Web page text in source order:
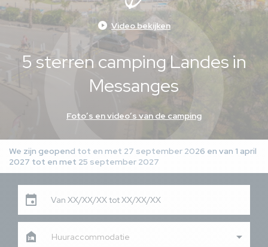
play_circle Video bekijken
5 sterren camping Landes in
Messanges
Foto’s en video’s van de camping
We zijn geopend tot en met 27 september 2026 en van 1 april
2027 tot en met 25 september 2027
Van XX/XX/XX tot XX/XX/XX
Huuraccommodatie